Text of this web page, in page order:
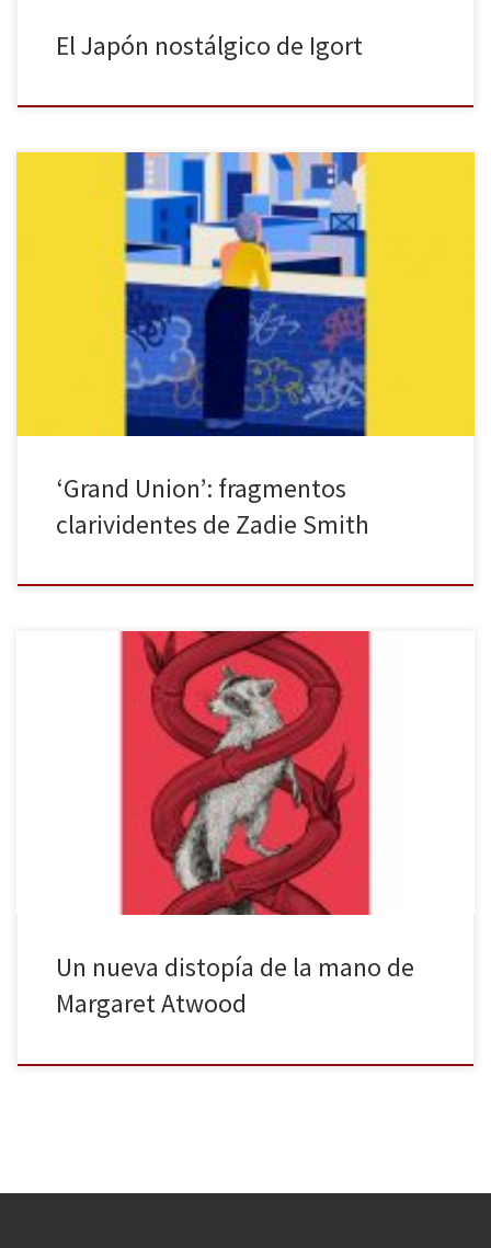
El Japón nostálgico de Igort
«Contar una historia es una muestra de cariño», («A la perfección»,
Grand Union). «En los últimos tiempos adoro los fragmentos. No
concibo que un fragmento sea defectuoso o incompleto en
ningún sentido». Bien podría ser yo la que dijera esto mientras le
cuento a alguna amiga mi acuciante afición por […]
‘Grand Union’: fragmentos
clarividentes de Zadie Smith
Margaret Atwood ya nos dejó impactados con su novela El cuento
de la criada y que ha logrado un nuevo reconocimiento con su
adaptación televisiva, The Handmaid’s Tale, creada por Bruce
Miller, protagonizada por la actriz Elisabeth Moss y en emisión
desde 2017. En 2019 la escritora canadiense retomó la […]
Un nueva distopía de la mano de
Margaret Atwood